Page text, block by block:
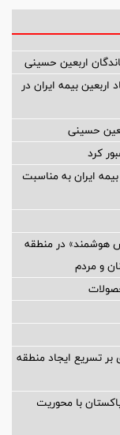
اربعین حسینی
بیمه ایران در
حسینی
ایران به مناسبت
هوشمند» در منطقه
و مردم
بر تسریع ایجاد منطقه
با محوریت